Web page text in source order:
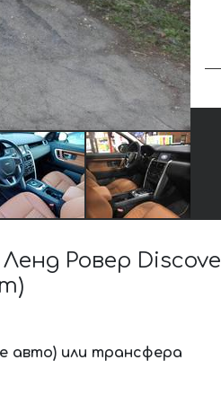
Ровер
авто) или трансфера